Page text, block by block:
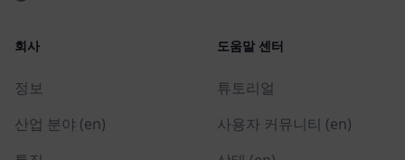
회사
정보
산업 분야 (en)
도움말 센터
튜토리얼
사용자 커뮤니티 (en)